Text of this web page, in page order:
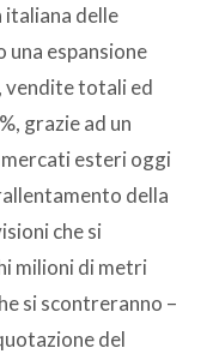
italiana delle
espansione
vendite totali ed
grazie ad un
esteri oggi
della
che si
milioni di metri
si scontreranno –
del